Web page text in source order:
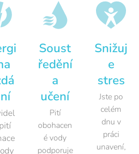
té pro
jeho
Konce
Soust
ředění
a
učení
Pití
obohacen
é vody
podporuje
Snižuj
e
stres
Jste po
celém
dnu v
práci
unavení,